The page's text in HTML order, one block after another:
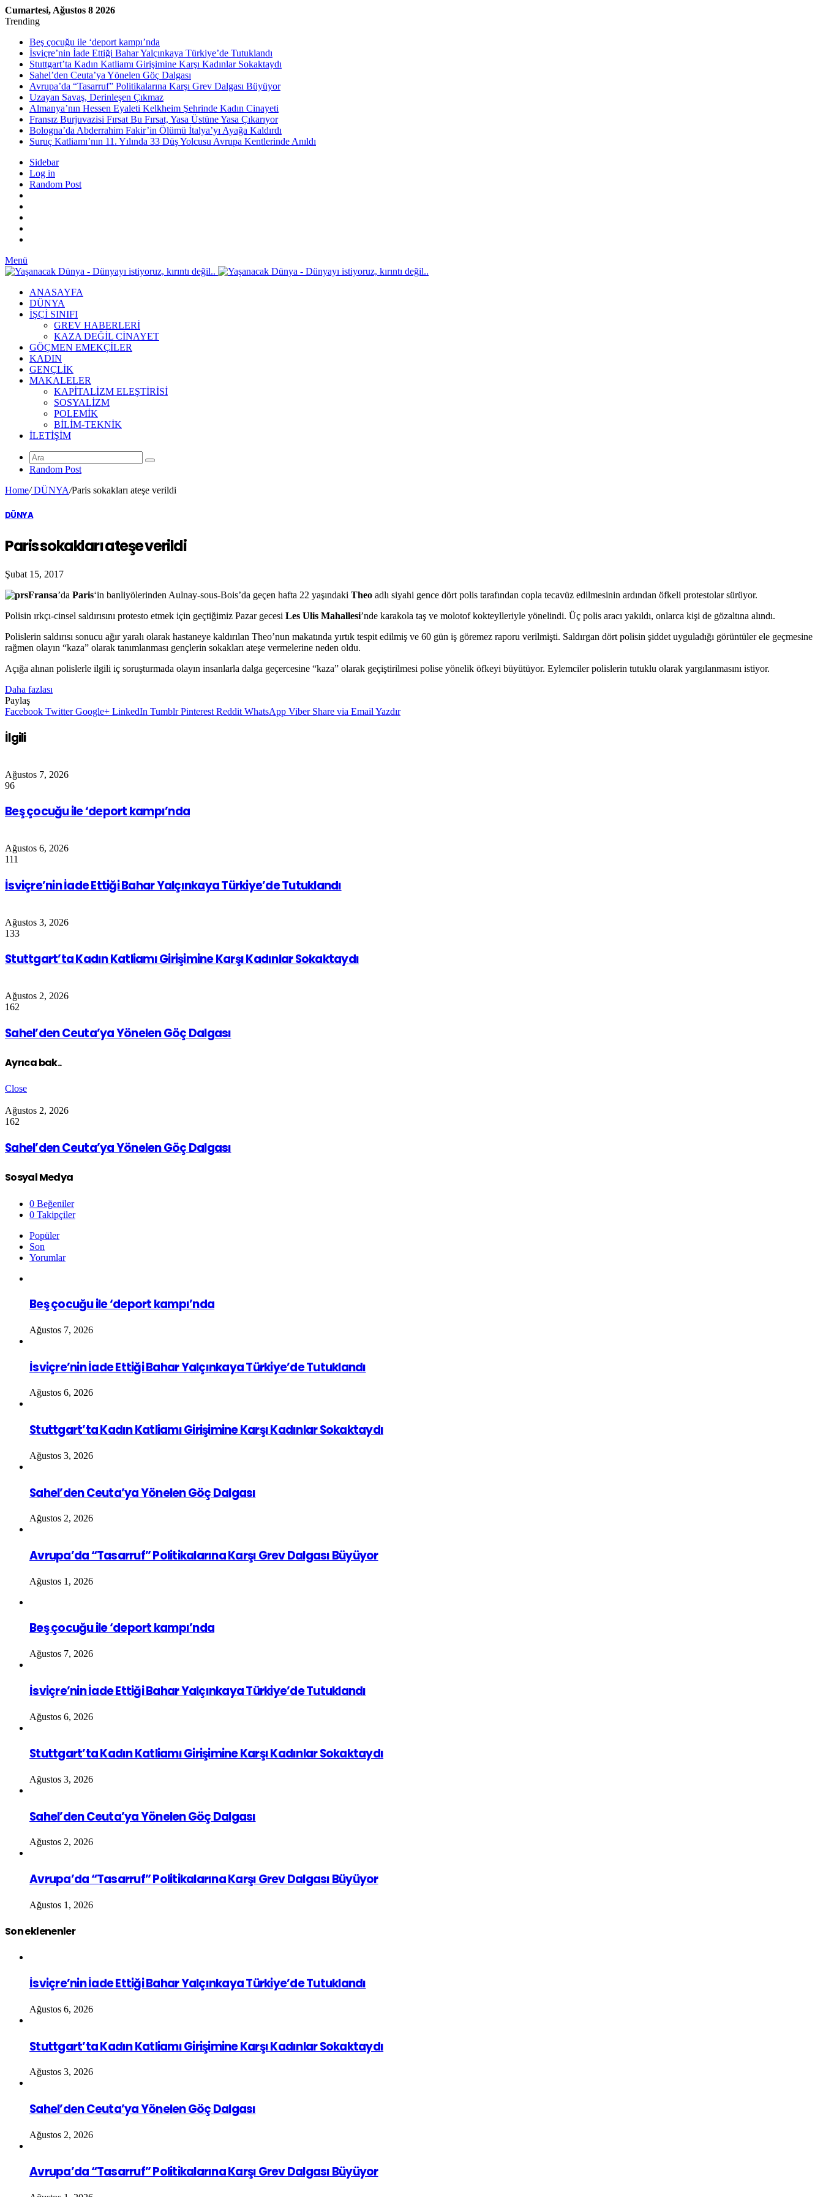
Cumartesi, Ağustos 8 2026
Trending
Beş çocuğu ile ‘deport kampı’nda
İsviçre’nin İade Ettiği Bahar Yalçınkaya Türkiye’de Tutuklandı
Stuttgart’ta Kadın Katliamı Girişimine Karşı Kadınlar Sokaktaydı
Sahel’den Ceuta’ya Yönelen Göç Dalgası
Avrupa’da “Tasarruf” Politikalarına Karşı Grev Dalgası Büyüyor
Uzayan Savaş, Derinleşen Çıkmaz
Almanya’nın Hessen Eyaleti Kelkheim Şehrinde Kadın Cinayeti
Fransız Burjuvazisi Fırsat Bu Fırsat, Yasa Üstüne Yasa Çıkarıyor
Bologna’da Abderrahim Fakir’in Ölümü İtalya’yı Ayağa Kaldırdı
Suruç Katliamı’nın 11. Yılında 33 Düş Yolcusu Avrupa Kentlerinde Anıldı
Sidebar
Log in
Random Post
Menü
ANASAYFA
DÜNYA
İŞÇİ SINIFI
GREV HABERLERİ
KAZA DEĞİL CİNAYET
GÖÇMEN EMEKÇİLER
KADIN
GENÇLİK
MAKALELER
KAPİTALİZM ELEŞTİRİSİ
SOSYALİZM
POLEMİK
BİLİM-TEKNİK
ILETIŞIM
Random Post
Home/DÜNYA/Paris sokakları ateşe verildi
DÜNYA
Paris sokakları ateşe verildi
Şubat 15, 2017
Fransa’da Paris‘in banliyölerinden Aulnay-sous-Bois’da geçen hafta 22 yaşındaki Theo adlı siyahi gence dört polis tarafından copla tecavüz edilmesinin ardından öfkeli protestolar sürüyor.
Polisin ırkçı-cinsel saldırısını protesto etmek için geçtiğimiz Pazar gecesi Les Ulis Mahallesi’nde karakola taş ve molotof kokteylleriyle yönelindi. Üç polis aracı yakıldı, onlarca kişi de gözaltına alındı.
Polislerin saldırısı sonucu ağır yaralı olarak hastaneye kaldırılan Theo’nun makatında yırtık tespit edilmiş ve 60 gün iş göremez raporu verilmişti. Saldırgan dört polisin şiddet uyguladığı görüntüler ele geçmesine
rağmen olayın “kaza” olarak tanımlanması gençlerin sokakları ateşe vermelerine neden oldu.
Açığa alınan polislerle ilgili iç soruşturmada olayın insanlarla dalga geçercesine “kaza” olarak geçiştirilmesi polise yönelik öfkeyi büyütüyor. Eylemciler polislerin tutuklu olarak yargılanmasını istiyor.
Daha fazlası
Paylaş
Facebook Twitter Google+ LinkedIn Tumblr Pinterest Reddit WhatsApp Viber Share via Email Yazdır
İlgili
Ağustos 7, 2026
96
Beş çocuğu ile ‘deport kampı’nda
Ağustos 6, 2026
111
İsviçre’nin İade Ettiği Bahar Yalçınkaya Türkiye’de Tutuklandı
Ağustos 3, 2026
133
Stuttgart’ta Kadın Katliamı Girişimine Karşı Kadınlar Sokaktaydı
Ağustos 2, 2026
162
Sahel’den Ceuta’ya Yönelen Göç Dalgası
Ayrıca bak..
Close
Ağustos 2, 2026
162
Sahel’den Ceuta’ya Yönelen Göç Dalgası
Sosyal Medya
0 Beğeniler
0 Takipçiler
Popüler
Son
Yorumlar
Beş çocuğu ile ‘deport kampı’nda
Ağustos 7, 2026
İsviçre’nin İade Ettiği Bahar Yalçınkaya Türkiye’de Tutuklandı
Ağustos 6, 2026
Stuttgart’ta Kadın Katliamı Girişimine Karşı Kadınlar Sokaktaydı
Ağustos 3, 2026
Sahel’den Ceuta’ya Yönelen Göç Dalgası
Ağustos 2, 2026
Avrupa’da “Tasarruf” Politikalarına Karşı Grev Dalgası Büyüyor
Ağustos 1, 2026
Beş çocuğu ile ‘deport kampı’nda
Ağustos 7, 2026
İsviçre’nin İade Ettiği Bahar Yalçınkaya Türkiye’de Tutuklandı
Ağustos 6, 2026
Stuttgart’ta Kadın Katliamı Girişimine Karşı Kadınlar Sokaktaydı
Ağustos 3, 2026
Sahel’den Ceuta’ya Yönelen Göç Dalgası
Ağustos 2, 2026
Avrupa’da “Tasarruf” Politikalarına Karşı Grev Dalgası Büyüyor
Ağustos 1, 2026
Son eklenenler
İsviçre’nin İade Ettiği Bahar Yalçınkaya Türkiye’de Tutuklandı
Ağustos 6, 2026
Stuttgart’ta Kadın Katliamı Girişimine Karşı Kadınlar Sokaktaydı
Ağustos 3, 2026
Sahel’den Ceuta’ya Yönelen Göç Dalgası
Ağustos 2, 2026
Avrupa’da “Tasarruf” Politikalarına Karşı Grev Dalgası Büyüyor